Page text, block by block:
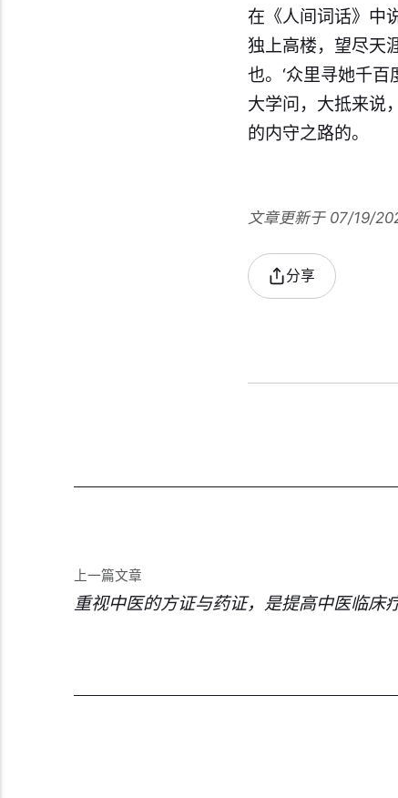
在《人间词话》中
独上高楼，望尽天
也。‘众里寻她千
大学问，大抵来说
的内守之路的。
文章更新于 07/19/
分享
上一篇文章
重视中医的方证与药证，是提高中医临床